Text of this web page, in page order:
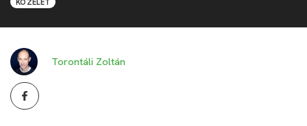
KÖZÉLET
Torontáli Zoltán